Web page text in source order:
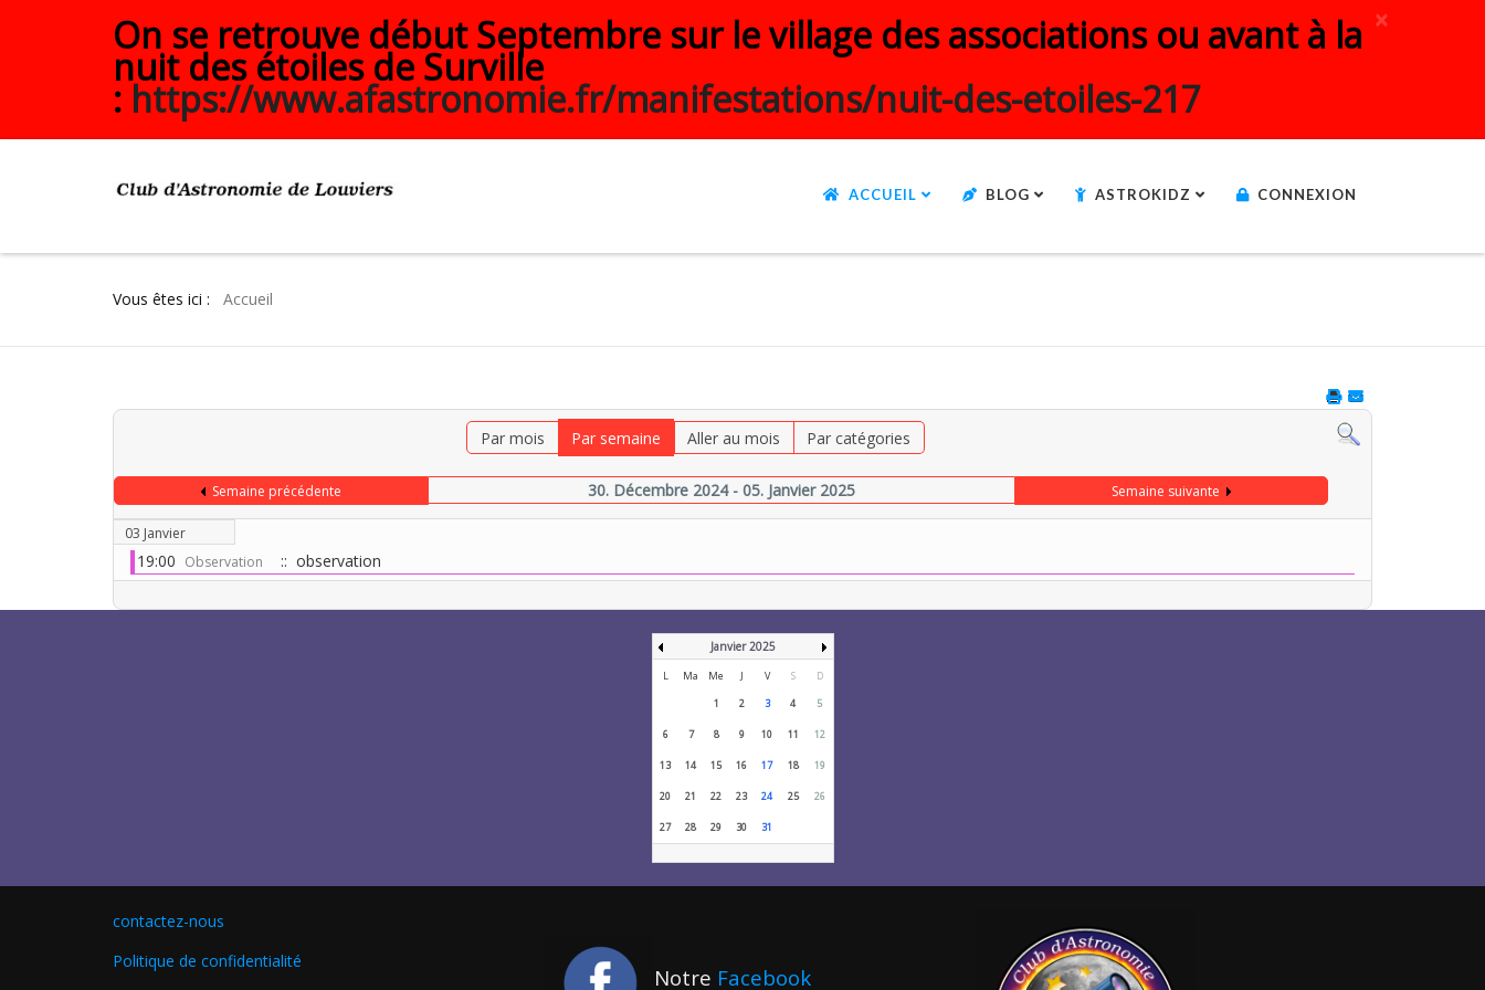
×
On se retrouve début Septembre sur le village des associations ou avant à la
nuit des étoiles de Surville
: https://www.afastronomie.fr/manifestations/nuit-des-etoiles-217
ACCUEIL BLOG ASTROKIDZ CONNEXION
Vous êtes ici : Accueil
Par mois Par semaine Aller au mois Par catégories
Semaine précédente 30. Décembre 2024 - 05. Janvier 2025 Semaine suivante
03 Janvier
19:00 Observation :: observation
Janvier 2025
L Ma Me J V S
D
1
2 3 4 5
6 7 8 9 10 11 12
13 14 15 16 17 18 19
20 21 22 23 24 25 26
27 28 29 30 31
contactez-nous
Politique de confidentialité
Notre Facebook